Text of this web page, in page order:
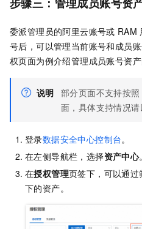
委派管理员的阿里云账号或 RAM
号后，可以管理当前账号和成员
权页面为例介绍管理成员账号资产
说明 部分页面不支持按照
面，具体支持情况请
登录数据安全中心控制台。
在左侧导航栏，选择资产中心。
在授权管理页签下，可以通过
下的资产。